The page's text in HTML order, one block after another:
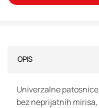
OPIS
Univerzalne
bez neprijatnih